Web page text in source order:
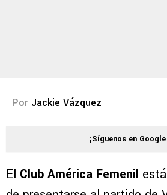
Por Jackie Vázquez
¡Síguenos en
El Club América Femenil